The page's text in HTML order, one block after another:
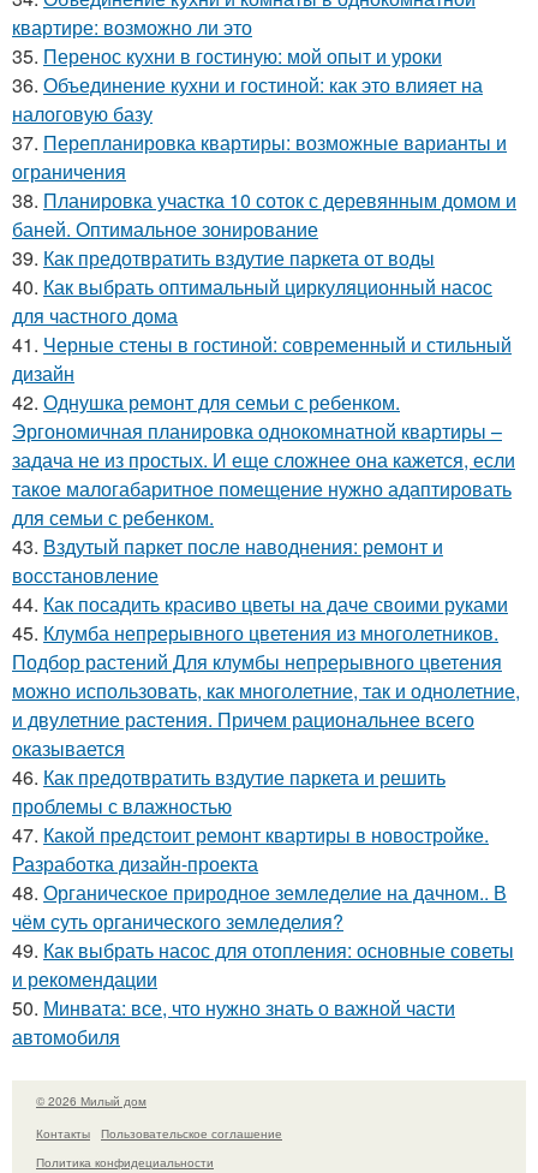
квартире: возможно ли это
35. Перенос кухни в гостиную: мой опыт и уроки
36. Объединение кухни и гостиной: как это влияет на
налоговую базу
37. Перепланировка квартиры: возможные варианты и
ограничения
38. Планировка участка 10 соток с деревянным домом и
баней. Оптимальное зонирование
39. Как предотвратить вздутие паркета от воды
40. Как выбрать оптимальный циркуляционный насос
для частного дома
41. Черные стены в гостиной: современный и стильный
дизайн
42. Однушка ремонт для семьи с ребенком.
Эргономичная планировка однокомнатной квартиры –
задача не из простых. И еще сложнее она кажется, если
такое малогабаритное помещение нужно адаптировать
для семьи с ребенком.
43. Вздутый паркет после наводнения: ремонт и
восстановление
44. Как посадить красиво цветы на даче своими руками
45. Клумба непрерывного цветения из многолетников.
Подбор растений Для клумбы непрерывного цветения
можно использовать, как многолетние, так и однолетние,
и двулетние растения. Причем рациональнее всего
оказывается
46. Как предотвратить вздутие паркета и решить
проблемы с влажностью
47. Какой предстоит ремонт квартиры в новостройке.
Разработка дизайн-проекта
48. Органическое природное земледелие на дачном.. В
чём суть органического земледелия?
49. Как выбрать насос для отопления: основные советы
и рекомендации
50. Минвата: все, что нужно знать о важной части
автомобиля
© 2026 Милый дом
Контакты
Пользовательское соглашение
Политика конфидециальности